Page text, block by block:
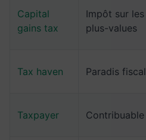
Capital
gains tax
Impôt sur les
plus-values
Tax haven Paradis fiscal
Taxpayer Contribuable